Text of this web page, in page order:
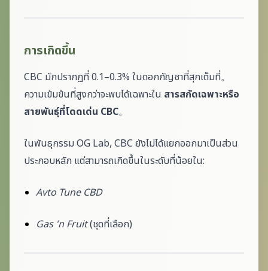
การเกิดขึ้น
CBC มักปรากฏที่ 0.1–0.3% ในดอกกัญชาที่สุกเต็มที่。
ความเข้มข้นที่สูงกว่าจะพบได้เฉพาะใน สารสกัดเฉพาะหรือ
สายพันธุ์ที่โดดเด่น CBC。
ในพันธุกรรม OG Lab, CBC ยังไม่ได้แยกออกมาเป็นส่วน
ประกอบหลัก แต่สามารถเกิดขึ้นในระดับที่น้อยใน:
Avto Tune CBD
Gas 'n Fruit(ชุดที่เลือก)